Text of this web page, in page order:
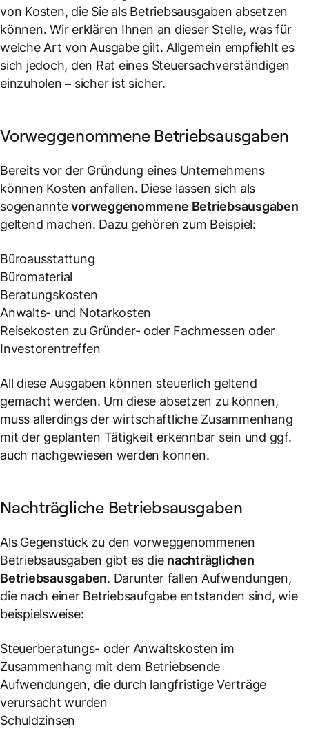
von Kosten, die Sie als Betriebsausgaben absetzen
können. Wir erklären Ihnen an dieser Stelle, was für
welche Art von Ausgabe gilt. Allgemein empfiehlt es
sich jedoch, den Rat eines Steuersachverständigen
einzuholen – sicher ist sicher.
Vorweggenommene Betriebsausgaben
Bereits vor der Gründung eines Unternehmens
können Kosten anfallen. Diese lassen sich als
sogenanntevorweggenommene Betriebsausgaben
geltend machen. Dazu gehören zum Beispiel:
Büroausstattung
Büromaterial
Beratungskosten
Anwalts- und Notarkosten
Reisekosten zu Gründer- oder Fachmessen oder
Investorentreffen
All diese Ausgaben können steuerlich geltend
gemacht werden. Um diese absetzen zu können,
muss allerdings der wirtschaftliche Zusammenhang
mit der geplanten Tätigkeit erkennbar sein und ggf.
auch nachgewiesen werden können.
Nachträgliche Betriebsausgaben
Als Gegenstück zu den vorweggenommenen
Betriebsausgaben gibt es die nachträglichen
Betriebsausgaben. Darunter fallen Aufwendungen,
die nach einer Betriebsaufgabe entstanden sind, wie
beispielsweise:
Steuerberatungs- oder Anwaltskosten im
Zusammenhang mit dem Betriebsende
Aufwendungen, die durch langfristige Verträge
verursacht wurden
Schuldzinsen